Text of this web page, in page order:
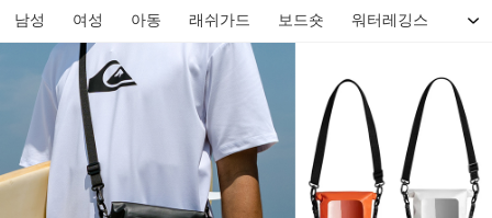
남성 여성 아동 래쉬가드 보드숏 워터레깅스 비
메뉴